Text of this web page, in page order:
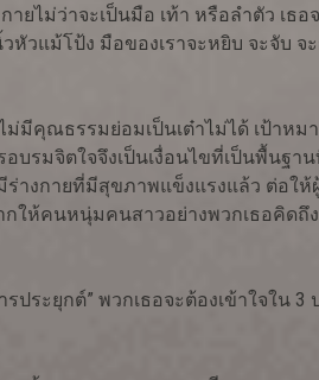
ไม่ว่าจะเป็นมือ เท้า หรือลำตัว เธอจ
วแม้โป้ง มือของเราจะหยิบ จะจับ จ
ม่มีคุณธรรมย่อมเป็นเต๋าไม่ได้ เป้าหม
บรมจิตใจจึงเป็นเงื่อนไขที่เป็นพื้นฐา
ร่างกายที่มีสุขภาพแข็งแรงแล้ว ต่อใ
กให้คนหนุ่มคนสาวอย่างพวกเธอคิดถึ
ประยุกต์” พวกเธอจะต้องเข้าใจใน 3